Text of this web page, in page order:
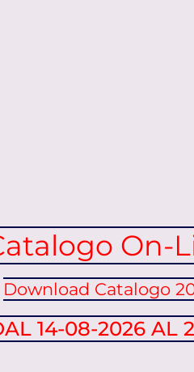
On-
Download Catalogo
14-08-2026